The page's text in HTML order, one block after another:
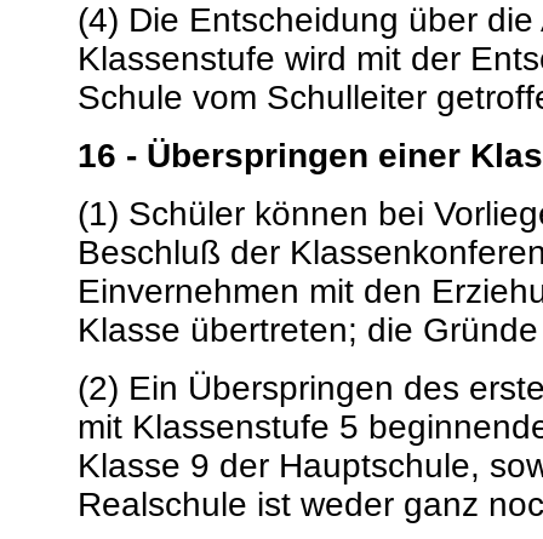
(4) Die Entscheidung über
Klassenstufe wird mit der
Schule vom Schulleiter
16 - Überspringen einer
(1) Schüler können bei
Beschluß der
Einvernehmen mit den
Klasse übertreten; die
(2) Ein Überspringen des
mit Klassenstufe 5
Klasse 9 der Hauptschule,
Realschule ist weder ganz